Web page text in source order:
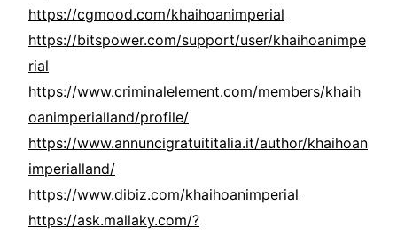
https://cgmood.com/khaihoanimperial
https://bitspower.com/support/user/khaihoanimpe
rial
https://www.criminalelement.com/members/khaih
oanimperialland/profile/
https://www.annuncigratuititalia.it/author/khaihoan
imperialland/
https://www.dibiz.com/khaihoanimperial
https://ask.mallaky.com/?